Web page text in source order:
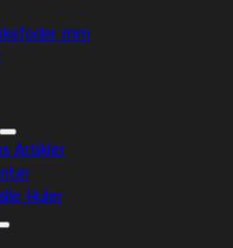
mm
Artikler
Huler